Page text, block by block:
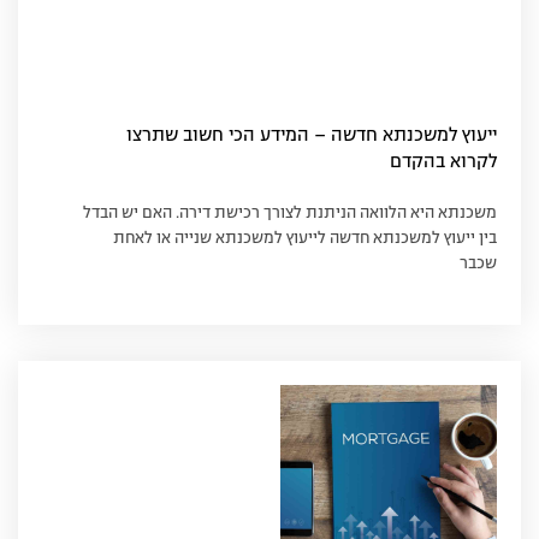
ייעוץ למשכנתא חדשה – המידע הכי חשוב שתרצו
לקרוא בהקדם
משכנתא היא הלוואה הניתנת לצורך רכישת דירה. האם יש הבדל
בין ייעוץ למשכנתא חדשה לייעוץ למשכנתא שנייה או לאחת
שכבר